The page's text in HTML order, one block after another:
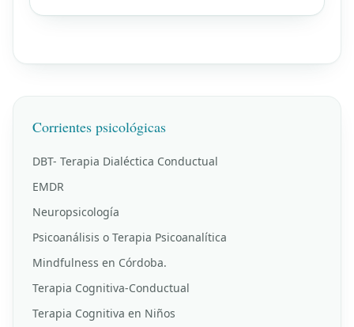
Corrientes psicológicas
DBT- Terapia Dialéctica Conductual
EMDR
Neuropsicología
Psicoanálisis o Terapia Psicoanalítica
Mindfulness en Córdoba.
Terapia Cognitiva-Conductual
Terapia Cognitiva en Niños